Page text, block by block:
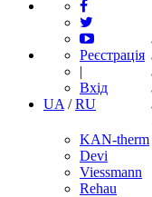
Реєстрація
|
Вхід
UA /RU
KAN-therm
Devi
Viessmann
Rehau